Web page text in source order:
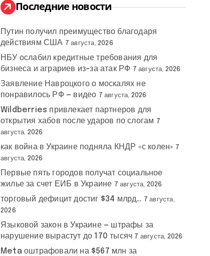
:
Последние новости
Путин получил преимущество благодаря
действиям США 7 августа, 2026
НБУ ослабил кредитные требования для
бизнеса и аграриев из-за атак РФ 7 августа, 2026
Заявление Навроцкого о москалях не
понравилось РФ — видео 7 августа, 2026
Wildberries привлекает партнеров для
открытия хабов после ударов по слогам 7
августа, 2026
как война в Украине подняла КНДР «с колен» 7
августа, 2026
Первые пять городов получат социальное
жилье за счет ЕИБ в Украине 7 августа, 2026
торговый дефицит достиг $34 млрд… 7 августа,
2026
Языковой закон в Украине — штрафы за
нарушение вырастут до 170 тысяч 7 августа, 2026
Meta оштрафовали на $567 млн за